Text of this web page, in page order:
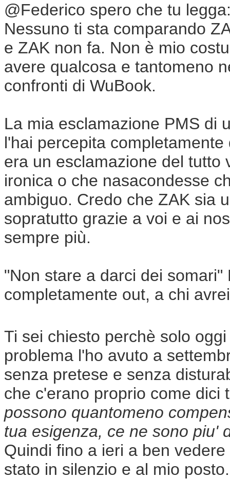
@Federico spero che tu
Nessuno ti sta comparando
e ZAK non fa. Non è mio
avere qualcosa e tantomeno
confronti di WuBook.
La mia esclamazione PMS di
l'hai percepita
era un esclamazione del tutto
ironica o che nasacondesse
ambiguo. Credo che ZAK sia
sopratutto grazie a voi e ai
sempre più.
"Non stare a darci dei
completamente out, a chi
Ti sei chiesto perchè solo
problema l'ho avuto a
senza pretese e senza
che c'erano proprio come dici
possono quantomeno
tua esigenza, ce ne sono piu'
Quindi fino a ieri a ben
stato in silenzio e al mio posto.